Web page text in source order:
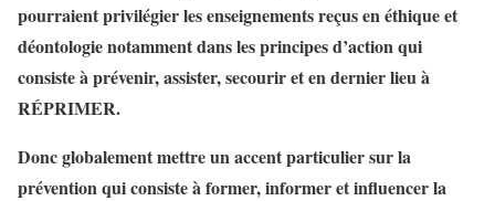
pourraient privilégier les enseignements reçus en éthique et
déontologie notamment dans les principes d’action qui
consiste à prévenir, assister, secourir et en dernier lieu à
RÉPRIMER.
Donc globalement mettre un accent particulier sur la
prévention qui consiste à former, informer et influencer la